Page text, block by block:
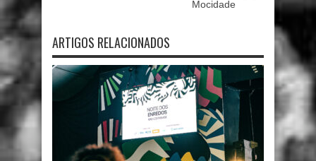
Mocidade
ARTIGOS RELACIONADOS